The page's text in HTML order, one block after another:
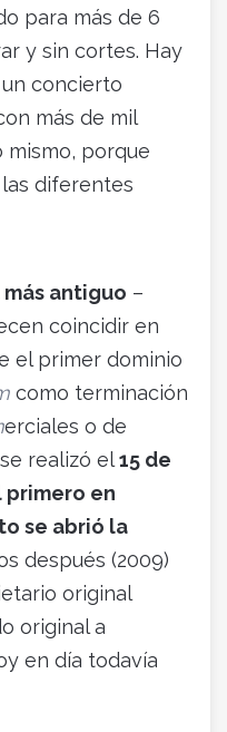
para más de 6
y sin cortes. Hay
concierto
más de mil
mismo, porque
diferentes
antiguo –
coincidir en
el primer dominio
como terminación
erciales o de
realizó el15 de
primero en
se abrió la
después (2009)
original
original a
en día todavía